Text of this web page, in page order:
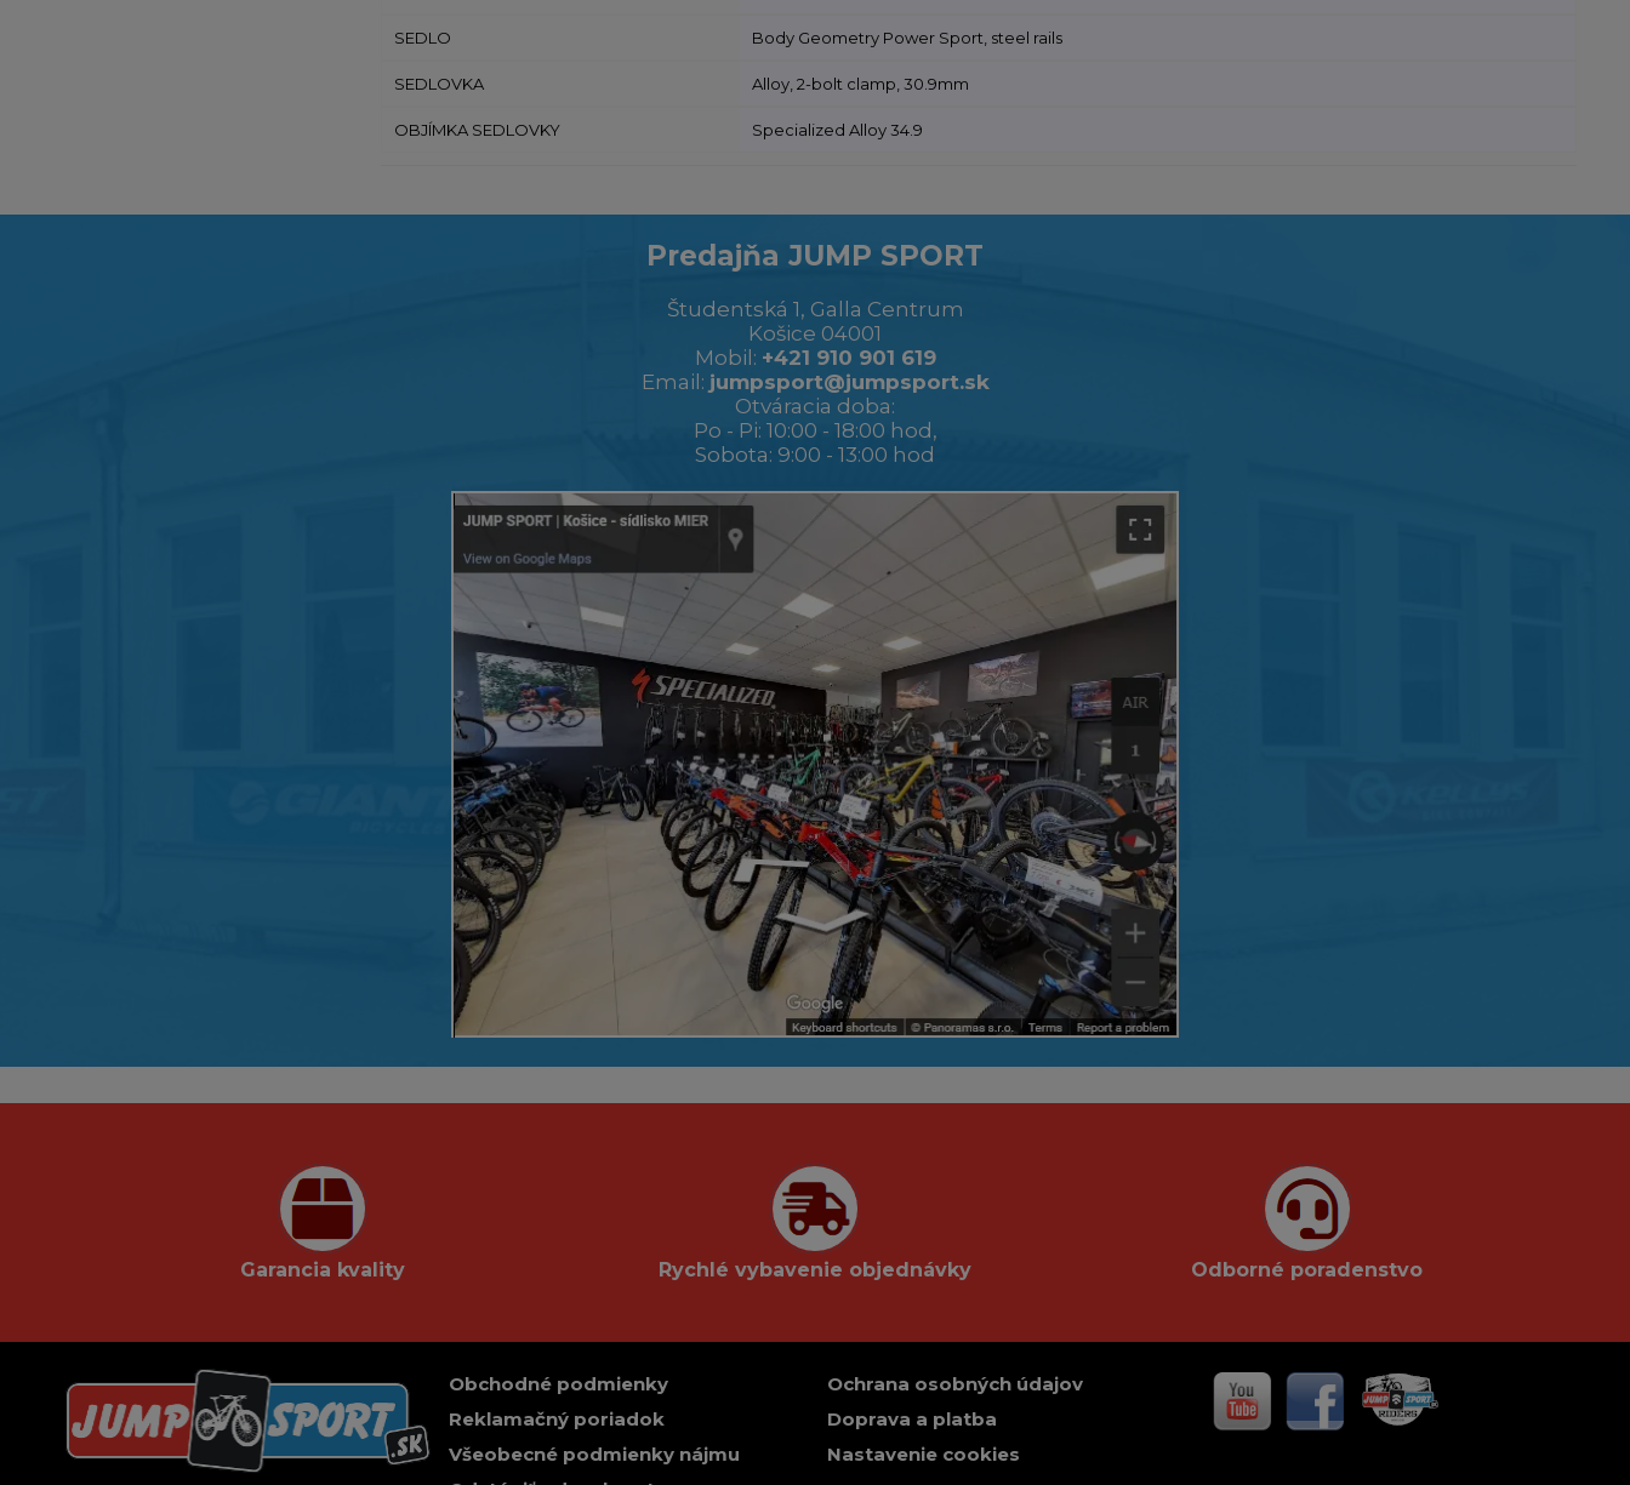
SEDLO Body Geometry Power Sport, steel rails
SEDLOVKA Alloy, 2-bolt clamp, 30.9mm
OBJÍMKA SEDLOVKY Specialized Alloy 34.9
Predajňa JUMP SPORT
Študentská 1, Galla Centrum
Košice 04001
Mobil: +421 910 901 619
Email: jumpsport@jumpsport.sk
Otváracia doba:
Po - Pi: 10:00 - 18:00 hod,
Sobota: 9:00 - 13:00 hod
Garancia kvality Rychlé vybavenie objednávky Odborné poradenstvo
Obchodné podmienky
Reklamačný poriadok
Všeobecné podmienky nájmu
Ochrana osobných údajov
Doprava a platba
Nastavenie cookies